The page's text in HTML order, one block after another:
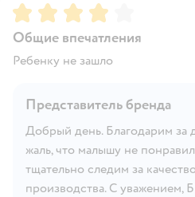
Рейтинг:4
Общие впечатления
Ребенку не зашло
Представитель бренда
Добрый день. Благодарим за
жаль, что малышу не
тщательно следим за
производства. С